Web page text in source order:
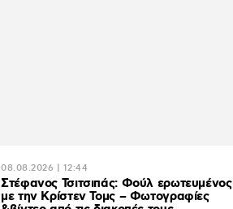
08.08.2026 | 12:44
Στέφανος Τσιτσιπάς: Φούλ ερωτευμένος
με την Κρίστεν Τομς – Φωτογραφίες